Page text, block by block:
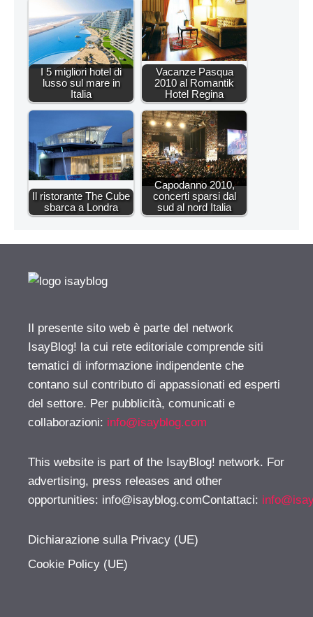
I 5 migliori hotel di
lusso sul mare in
Italia
Vacanze Pasqua
2010 al Romantik
Hotel Regina
Il ristorante The Cube
sbarca a Londra
Capodanno 2010,
concerti sparsi dal
sud al nord Italia
Il presente sito web è parte del network
IsayBlog! la cui rete editoriale comprende siti
tematici di informazione indipendente che
contano sul contributo di appassionati ed esperti
del settore. Per pubblicità, comunicati e
collaborazioni: info@isayblog.com
This website is part of the IsayBlog! network. For
advertising, press releases and other
opportunities: info@isayblog.comContattaci:
Dichiarazione sulla Privacy (UE)
Cookie Policy (UE)